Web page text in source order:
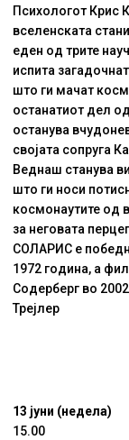
Психологот Крис
вселенската
еден од трите
испита
што ги мачат
останатиот дел
останува
својата сопруга
Веднаш станува
што ги носи
космонаутите од
за неговата
СОЛАРИС е
1972 година, а
Содерберг во
Трејлер
13 јуни (недела)
15.00